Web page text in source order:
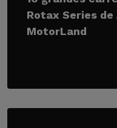
Rotax Series
MotorLand